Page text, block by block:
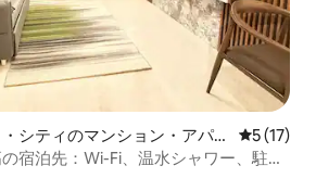
シティのマンション・アパー
レビュー
5 (17)
宿泊先：Wi-Fi、温水シャワー、駐車